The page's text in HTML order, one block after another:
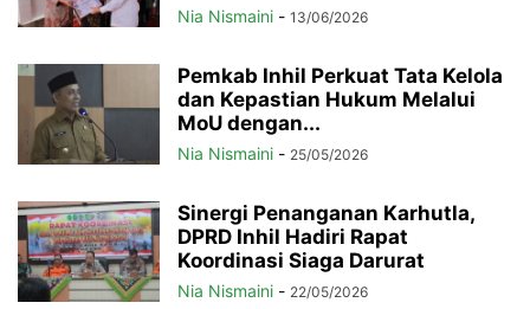
Nia Nismaini - 13/06/2026
Pemkab Inhil Perkuat Tata Kelola
dan Kepastian Hukum Melalui
MoU dengan...
Nia Nismaini - 25/05/2026
Sinergi Penanganan Karhutla,
DPRD Inhil Hadiri Rapat
Koordinasi Siaga Darurat
Nia Nismaini - 22/05/2026